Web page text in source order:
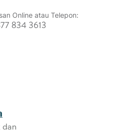
Online atau Telepon:
834 3613
dan
reservasi
Situs
Anda secara
Anda.